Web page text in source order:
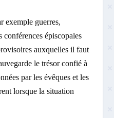
exemple guerres,
conférences épiscopales
auxquelles il faut
le trésor confié à
par les évêques et les
lorsque la situation